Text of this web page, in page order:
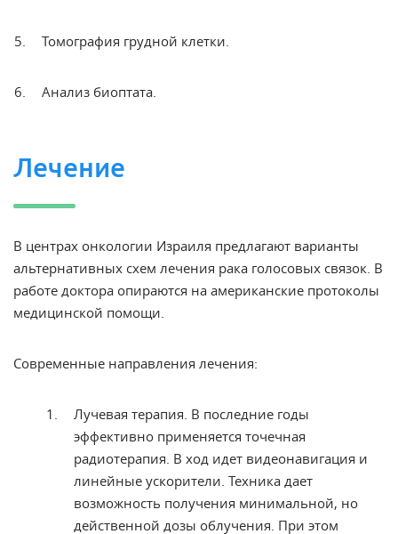
Томография грудной клетки.
Анализ биоптата.
Лечение
В центрах онкологии Израиля предлагают варианты
альтернативных схем лечения рака голосовых связок. В
работе доктора опираются на американские протоколы
медицинской помощи.
Современные направления лечения:
Лучевая терапия. В последние годы
эффективно применяется точечная
радиотерапия. В ход идет видеонавигация и
линейные ускорители. Техника дает
возможность получения минимальной, но
действенной дозы облучения. При этом